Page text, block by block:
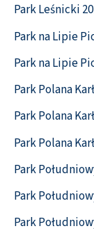
Park Leśnicki
Park na Lipie
Park na Lipie
Park Polana
Park Polana
Park Polana
Park
Park
Park